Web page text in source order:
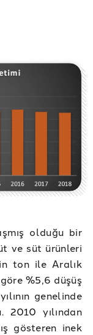
olduğu bir
ve süt ürünleri
ton ile Aralık
%5,6 düşüş
genelinde
yılından
gösteren inek